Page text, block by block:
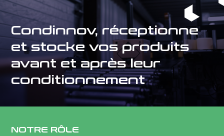
Condinnov, réceptionne
et stocke vos produits
avant et après leur
conditionnement
NOTRE RÔLE